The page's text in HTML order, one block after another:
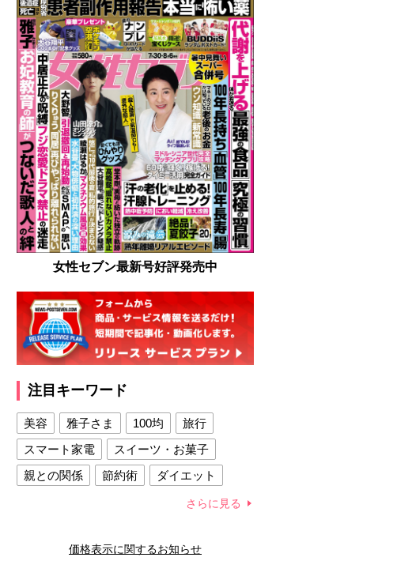
女性セブン最新号好評発売中
注目キーワード
美容 雅子さま 100均
旅行
スマート家電
スイーツ・お菓子
親との関係
節約術
ダイエット
夫との関係
新津春子 どか食い
さらに見る
価格表示に関するお知らせ